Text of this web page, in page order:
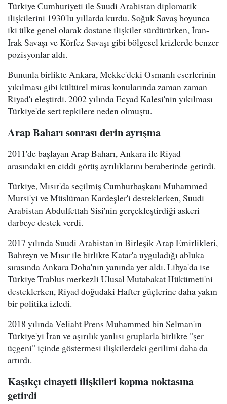
Türkiye Cumhuriyeti ile Suudi Arabistan diplomatik
ilişkilerini 1930'lu yıllarda kurdu. Soğuk Savaş boyunca
iki ülke genel olarak dostane ilişkiler sürdürürken, İran-
Irak Savaşı ve Körfez Savaşı gibi bölgesel krizlerde benzer
pozisyonlar aldı.
Bununla birlikte Ankara, Mekke'deki Osmanlı eserlerinin
yıkılması gibi kültürel miras konularında zaman zaman
Riyad'ı eleştirdi. 2002 yılında Ecyad Kalesi'nin yıkılması
Türkiye'de sert tepkilere neden olmuştu.
Arap Baharı sonrası derin ayrışma
2011'de başlayan Arap Baharı, Ankara ile Riyad
arasındaki en ciddi görüş ayrılıklarını beraberinde getirdi.
Türkiye, Mısır'da seçilmiş Cumhurbaşkanı Muhammed
Mursi'yi ve Müslüman Kardeşler'i desteklerken, Suudi
Arabistan Abdulfettah Sisi'nin gerçekleştirdiği askeri
darbeye destek verdi.
2017 yılında Suudi Arabistan'ın Birleşik Arap Emirlikleri,
Bahreyn ve Mısır ile birlikte Katar'a uyguladığı abluka
sırasında Ankara Doha'nın yanında yer aldı. Libya'da ise
Türkiye Trablus merkezli Ulusal Mutabakat Hükümeti'ni
desteklerken, Riyad doğudaki Hafter güçlerine daha yakın
bir politika izledi.
2018 yılında Veliaht Prens Muhammed bin Selman'ın
Türkiye'yi İran ve aşırılık yanlısı gruplarla birlikte "şer
üçgeni" içinde göstermesi ilişkilerdeki gerilimi daha da
artırdı.
Kaşıkçı cinayeti ilişkileri kopma noktasına
getirdi